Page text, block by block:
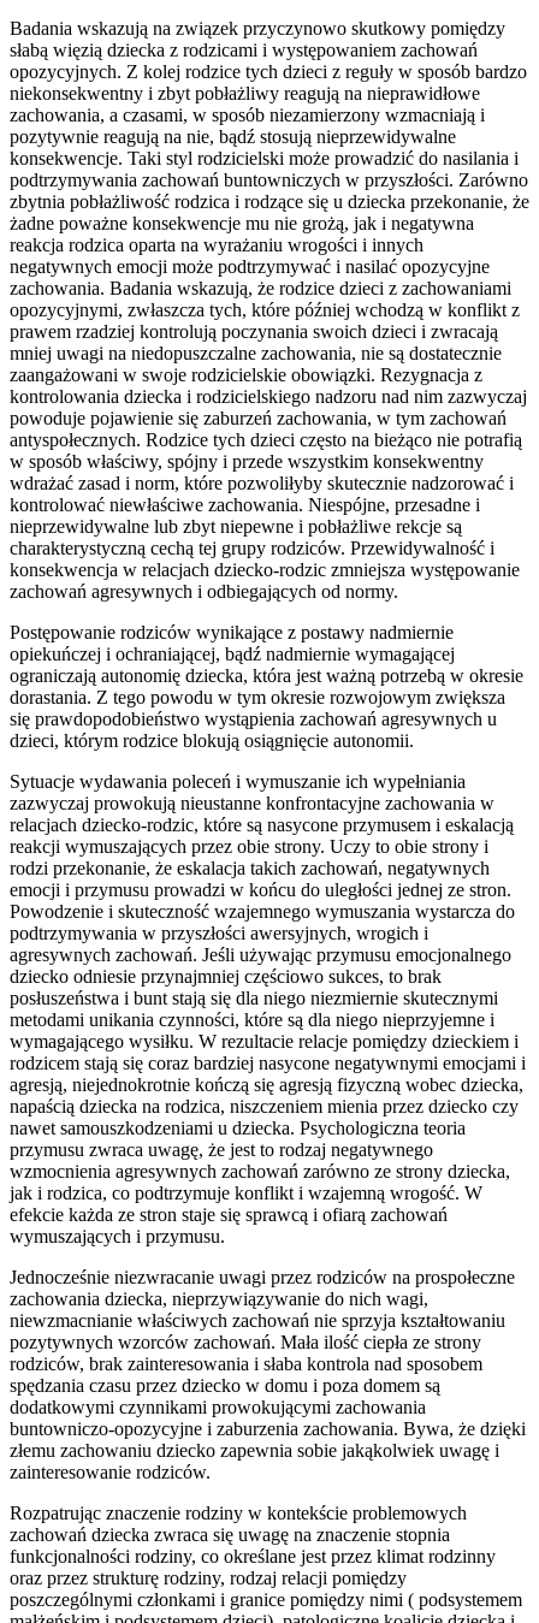
Badania wskazują na związek przyczynowo skutkowy pomiędzy
słabą więzią dziecka z rodzicami i występowaniem zachowań
opozycyjnych. Z kolej rodzice tych dzieci z reguły w sposób bardzo
niekonsekwentny i zbyt pobłażliwy reagują na nieprawidłowe
zachowania, a czasami, w sposób niezamierzony wzmacniają i
pozytywnie reagują na nie, bądź stosują nieprzewidywalne
konsekwencje. Taki styl rodzicielski może prowadzić do nasilania i
podtrzymywania zachowań buntowniczych w przyszłości. Zarówno
zbytnia pobłażliwość rodzica i rodzące się u dziecka przekonanie, że
żadne poważne konsekwencje mu nie grożą, jak i negatywna
reakcja rodzica oparta na wyrażaniu wrogości i innych
negatywnych emocji może podtrzymywać i nasilać opozycyjne
zachowania. Badania wskazują, że rodzice dzieci z zachowaniami
opozycyjnymi, zwłaszcza tych, które później wchodzą w konflikt z
prawem rzadziej kontrolują poczynania swoich dzieci i zwracają
mniej uwagi na niedopuszczalne zachowania, nie są dostatecznie
zaangażowani w swoje rodzicielskie obowiązki. Rezygnacja z
kontrolowania dziecka i rodzicielskiego nadzoru nad nim zazwyczaj
powoduje pojawienie się zaburzeń zachowania, w tym zachowań
antyspołecznych. Rodzice tych dzieci często na bieżąco nie potrafią
w sposób właściwy, spójny i przede wszystkim konsekwentny
wdrażać zasad i norm, które pozwoliłyby skutecznie nadzorować i
kontrolować niewłaściwe zachowania. Niespójne, przesadne i
nieprzewidywalne lub zbyt niepewne i pobłażliwe rekcje są
charakterystyczną cechą tej grupy rodziców. Przewidywalność i
konsekwencja w relacjach dziecko-rodzic zmniejsza występowanie
zachowań agresywnych i odbiegających od normy.
Postępowanie rodziców wynikające z postawy nadmiernie
opiekuńczej i ochraniającej, bądź nadmiernie wymagającej
ograniczają autonomię dziecka, która jest ważną potrzebą w okresie
dorastania. Z tego powodu w tym okresie rozwojowym zwiększa
się prawdopodobieństwo wystąpienia zachowań agresywnych u
dzieci, którym rodzice blokują osiągnięcie autonomii.
Sytuacje wydawania poleceń i wymuszanie ich wypełniania
zazwyczaj prowokują nieustanne konfrontacyjne zachowania w
relacjach dziecko-rodzic, które są nasycone przymusem i eskalacją
reakcji wymuszających przez obie strony. Uczy to obie strony i
rodzi przekonanie, że eskalacja takich zachowań, negatywnych
emocji i przymusu prowadzi w końcu do uległości jednej ze stron.
Powodzenie i skuteczność wzajemnego wymuszania wystarcza do
podtrzymywania w przyszłości awersyjnych, wrogich i
agresywnych zachowań. Jeśli używając przymusu emocjonalnego
dziecko odniesie przynajmniej częściowo sukces, to brak
posłuszeństwa i bunt stają się dla niego niezmiernie skutecznymi
metodami unikania czynności, które są dla niego nieprzyjemne i
wymagającego wysiłku. W rezultacie relacje pomiędzy dzieckiem i
rodzicem stają się coraz bardziej nasycone negatywnymi emocjami i
agresją, niejednokrotnie kończą się agresją fizyczną wobec dziecka,
napaścią dziecka na rodzica, niszczeniem mienia przez dziecko czy
nawet samouszkodzeniami u dziecka. Psychologiczna teoria
przymusu zwraca uwagę, że jest to rodzaj negatywnego
wzmocnienia agresywnych zachowań zarówno ze strony dziecka,
jak i rodzica, co podtrzymuje konflikt i wzajemną wrogość. W
efekcie każda ze stron staje się sprawcą i ofiarą zachowań
wymuszających i przymusu.
Jednocześnie niezwracanie uwagi przez rodziców na prospołeczne
zachowania dziecka, nieprzywiązywanie do nich wagi,
niewzmacnianie właściwych zachowań nie sprzyja kształtowaniu
pozytywnych wzorców zachowań. Mała ilość ciepła ze strony
rodziców, brak zainteresowania i słaba kontrola nad sposobem
spędzania czasu przez dziecko w domu i poza domem są
dodatkowymi czynnikami prowokującymi zachowania
buntowniczo-opozycyjne i zaburzenia zachowania. Bywa, że dzięki
złemu zachowaniu dziecko zapewnia sobie jakąkolwiek uwagę i
zainteresowanie rodziców.
Rozpatrując znaczenie rodziny w kontekście problemowych
zachowań dziecka zwraca się uwagę na znaczenie stopnia
funkcjonalności rodziny, co określane jest przez klimat rodzinny
oraz przez strukturę rodziny, rodzaj relacji pomiędzy
poszczególnymi członkami i granice pomiędzy nimi ( podsystemem